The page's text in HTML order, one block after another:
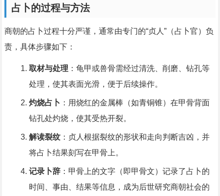
占卜的过程与方法
商朝的占卜过程十分严谨，通常由专门的“贞人”（占卜官）负
责，具体步骤如下：
取材与处理 ：龟甲或兽骨需经过清洗、削磨、钻孔等
处理，使其表面光滑，便于后续操作。
灼烧占卜 ：用烧红的金属棒（如青铜锥）在甲骨背面
钻孔处灼烧，使其受热开裂。
解读裂纹：贞人根据裂纹的形状和走向判断吉凶，并
将占卜结果刻写在甲骨上。
记录卜辞：甲骨上的文字（即甲骨文）记录了占卜的
时间、事由、结果等信息，成为后世研究商朝社会的